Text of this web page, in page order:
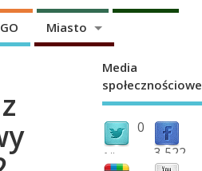
Miasto
Media
społecznościowe
0
followers 3,522
fans